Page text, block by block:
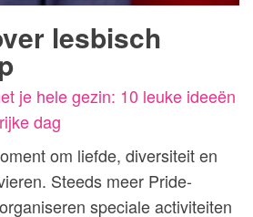
lesbisch
je hele gezin: 10 leuke ideeën
dag
om liefde, diversiteit en
Steeds meer Pride-
speciale activiteiten